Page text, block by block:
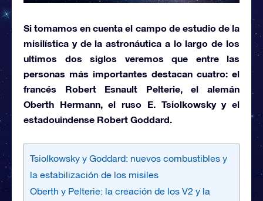
Si tomamos en cuenta el campo de estudio de la
misilística y de laastronáutica a lo largo de los
ultimos dos siglos veremos que entre las
personas más importantes destacan cuatro: el
francés Robert Esnault Pelterie,el alemán
Oberth Hermann,el ruso E. Tsiolkowskyy el
estadouindense Robert Goddard.
Tsiolkowsky y Goddard: nuevos combustibles y
la estabilización de los misiles
Oberth y Pelterie: la creación de los V2 y la